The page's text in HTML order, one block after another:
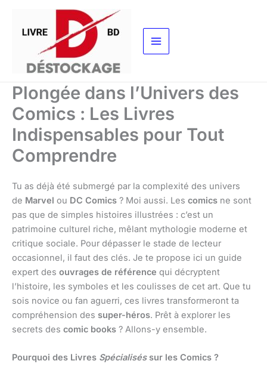
contenu
Plongée dans l’Univers des
Comics : Les Livres
Indispensables pour Tout
Comprendre
Tu as déjà été submergé par la complexité des univers
de Marvel ou DC Comics ? Moi aussi. Les comics ne sont
pas que de simples histoires illustrées : c’est un
patrimoine culturel riche, mêlant mythologie moderne et
critique sociale. Pour dépasser le stade de lecteur
occasionnel, il faut des clés. Je te propose ici un guide
expert des ouvrages de référence qui décryptent
l’histoire, les symboles et les coulisses de cet art. Que tu
sois novice ou fan aguerri, ces livres transformeront ta
compréhension des super-héros. Prêt à explorer les
secrets des comic books ? Allons-y ensemble.
Pourquoi des Livres Spécialiséssur les Comics ?